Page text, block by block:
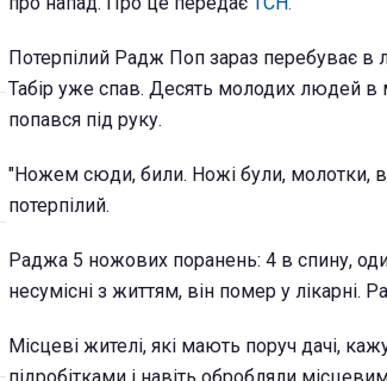
Потерпілий Радж Поп зараз перебуває в
Табір уже спав. Десять молодих людей в
попався під руку.
"Ножем сюди, били. Ножі були, молотки,
потерпілий.
Раджа 5 ножових поранень: 4 в спину,
несумісні з життям, він помер у лікарні.
Місцеві жителі, які мають поруч дачі,